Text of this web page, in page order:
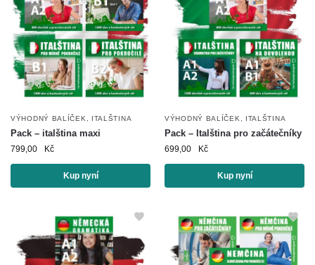
VÝHODNÝ BALÍČEK ITALŠTINA
Pack – italština maxi
799,00 Kč
Kup nyní
VÝHODNÝ BALÍČEK ITALŠTINA
Pack – Italština pro začátečníky
699,00 Kč
Kup nyní